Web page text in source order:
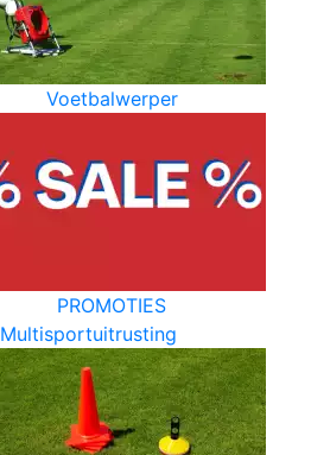
Voetbalwerper
PROMOTIES
Multisportuitrusting